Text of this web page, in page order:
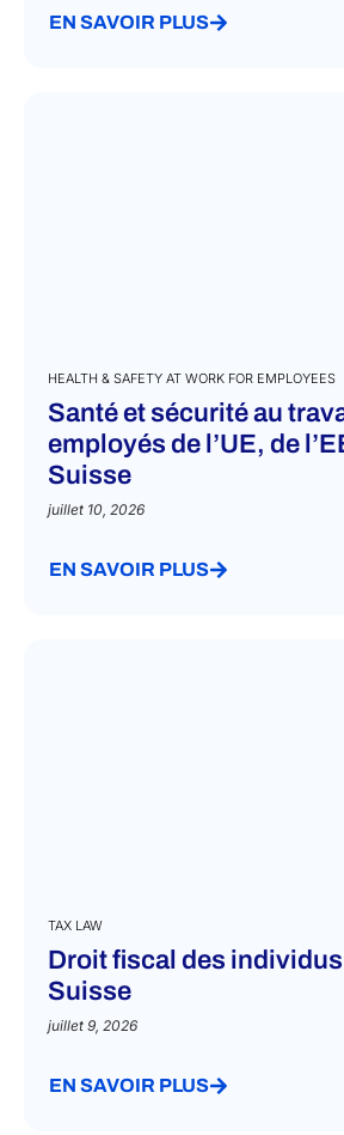
EN SAVOIR PLUS
HEALTH & SAFETY AT WORK FOR EMPLOYEES
Santé et sécurité au
employés de l’UE, de
Suisse
juillet 10, 2026
EN SAVOIR PLUS
TAX LAW
Droit fiscal des individus
Suisse
juillet 9, 2026
EN SAVOIR PLUS